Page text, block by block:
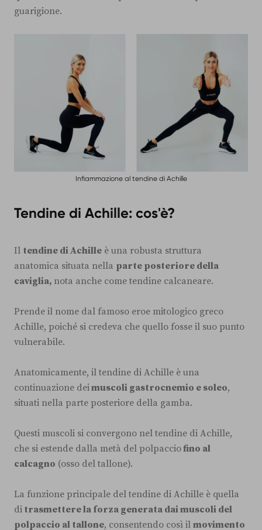
guarigione.
Infiammazione al tendine di Achille
Tendine di Achille: cos'è?
Il tendine di Achille è una robusta struttura
anatomica situata nella parte posteriore della
caviglia, nota anche come tendine calcaneare.
Prende il nome dal famoso eroe mitologico greco
Achille, poiché si credeva che quello fosse il suo punto
vulnerabile.
Anatomicamente, il tendine di Achille è una
continuazione deimuscoli gastrocnemio e soleo,
situati nella parte posteriore della gamba.
Questi muscoli si convergono nel tendine di Achille,
che si estende dalla metà del polpacciofino al
calcagno (osso del tallone).
La funzione principale del tendine di Achille è quella
di trasmettere la forza generata dai muscoli del
polpaccio al tallone, consentendo così il movimento